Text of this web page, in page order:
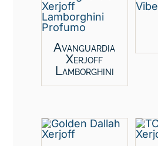
Avanguardia
Xerjoff
Lamborghini